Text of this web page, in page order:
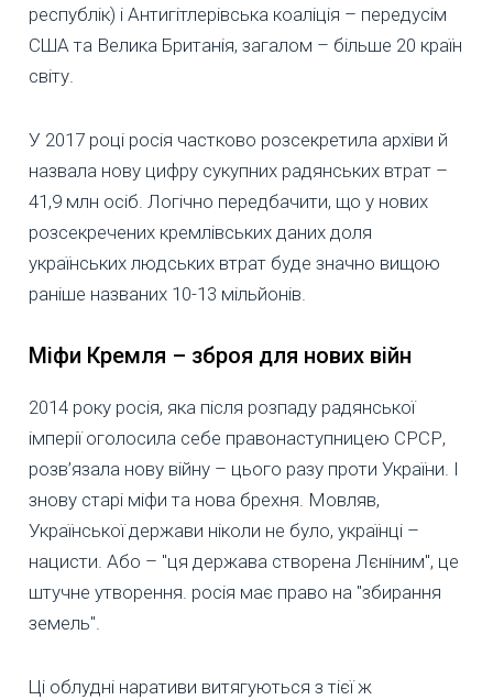
республік) і Антигітлерівська коаліція – передусім
США та Велика Британія, загалом – більше 20 країн
світу.
У 2017 році росія частково розсекретила архіви й
назвала нову цифру сукупних радянських втрат –
41,9 млн осіб. Логічно передбачити, що у нових
розсекречених кремлівських даних доля
українських людських втрат буде значно вищою
раніше названих 10-13 мільйонів.
Міфи Кремля – зброя для нових війн
2014 року росія, яка після розпаду радянської
імперії оголосила себе правонаступницею СРСР,
розв’язала нову війну – цього разу проти України. І
знову старі міфи та нова брехня. Мовляв,
Української держави ніколи не було, українці –
нацисти. Або – "ця держава створена Лєніним", це
штучне утворення. росія має право на "збирання
земель".
Ці облудні наративи витягуються з тієї ж